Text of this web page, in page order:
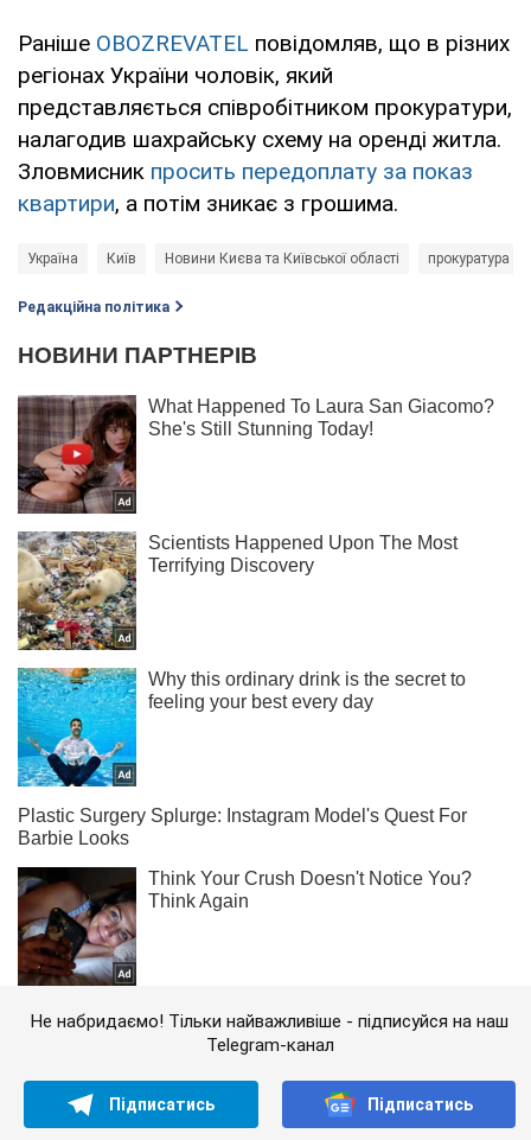
Раніше OBOZREVATEL повідомляв, що в різних
регіонах України чоловік, який
представляється співробітником прокуратури,
налагодив шахрайську схему на оренді житла.
Зловмисник просить передоплату за показ
квартири, а потім зникає з грошима.
Україна Київ Новини Києва та Київської області прокуратура
Редакційна політика
Не набридаємо! Тільки найважливіше - підписуйся на наш
Telegram-канал
Підписатись Підписатись